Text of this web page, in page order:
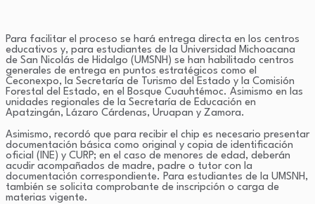
Para facilitar el proceso se hará entrega directa en los centros
educativos y, para estudiantes de la Universidad Michoacana
de San Nicolás de Hidalgo (UMSNH) se han habilitado centros
generales de entrega en puntos estratégicos como el
Ceconexpo, la Secretaría de Turismo del Estado y la Comisión
Forestal del Estado, en el Bosque Cuauhtémoc. Asimismo en las
unidades regionales de la Secretaría de Educación en
Apatzingán, Lázaro Cárdenas, Uruapan y Zamora.
Asimismo, recordó que para recibir el chip es necesario presentar
documentación básica como original y copia de identificación
oficial (INE) y CURP; en el caso de menores de edad, deberán
acudir acompañados de madre, padre o tutor con la
documentación correspondiente. Para estudiantes de la UMSNH,
también se solicita comprobante de inscripción o carga de
materias vigente.